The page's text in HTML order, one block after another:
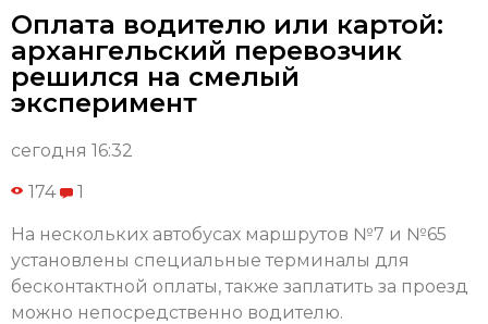
Оплата водителю или картой:
архангельский перевозчик
решился на смелый
эксперимент
сегодня 16:32
174 1
На нескольких автобусах маршрутов №7 и №65
установлены специальные терминалы для
бесконтактной оплаты, также заплатить за проезд
можно непосредственно водителю.